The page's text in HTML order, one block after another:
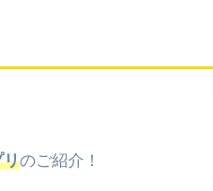
リのご紹介！